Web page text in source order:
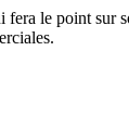
le point sur